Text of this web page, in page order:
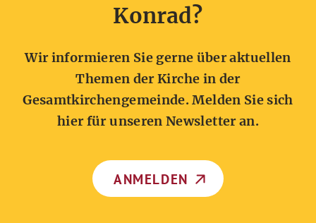
Konrad?
Wir informieren Sie gerne über aktuellen
Themen der Kirche in der
Gesamtkirchengemeinde. Melden Sie sich
hier für unseren Newsletter an.
ANMELDEN